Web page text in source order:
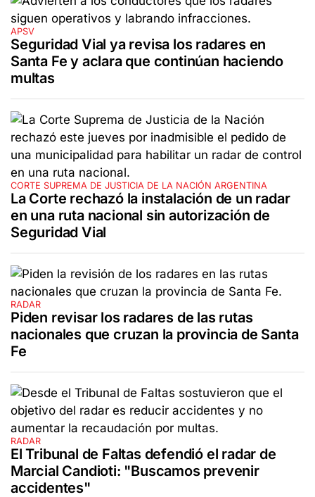
APSV
Seguridad Vial ya revisa los radares en
Santa Fe y aclara que continúan haciendo
multas
CORTE SUPREMA DE JUSTICIA DE LA NACIÓN ARGENTINA
La Corte rechazó la instalación de un radar
en una ruta nacional sin autorización de
Seguridad Vial
RADAR
Piden revisar los radares de las rutas
nacionales que cruzan la provincia de Santa
Fe
RADAR
El Tribunal de Faltas defendió el radar de
Marcial Candioti: "Buscamos prevenir
accidentes"